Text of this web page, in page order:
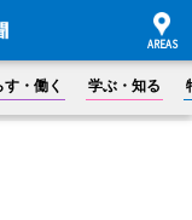
す・働く 学ぶ・知る